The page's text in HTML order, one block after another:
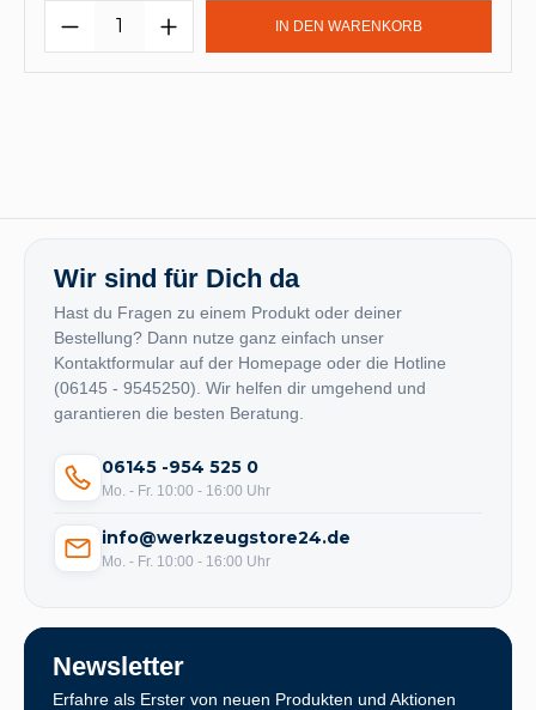
Produkt Anzahl: Gib den
IN DEN WARENKORB
Wir sind für Dich da
Hast du Fragen zu einem Produkt oder deiner
Bestellung? Dann nutze ganz einfach unser
Kontaktformular auf der Homepage oder die Hotline
(06145 - 9545250). Wir helfen dir umgehend und
garantieren die besten Beratung.
06145 -954 525 0
Mo. - Fr. 10:00 - 16:00 Uhr
info@werkzeugstore24.de
Mo. - Fr. 10:00 - 16:00 Uhr
Newsletter
Erfahre als Erster von neuen Produkten und Aktionen